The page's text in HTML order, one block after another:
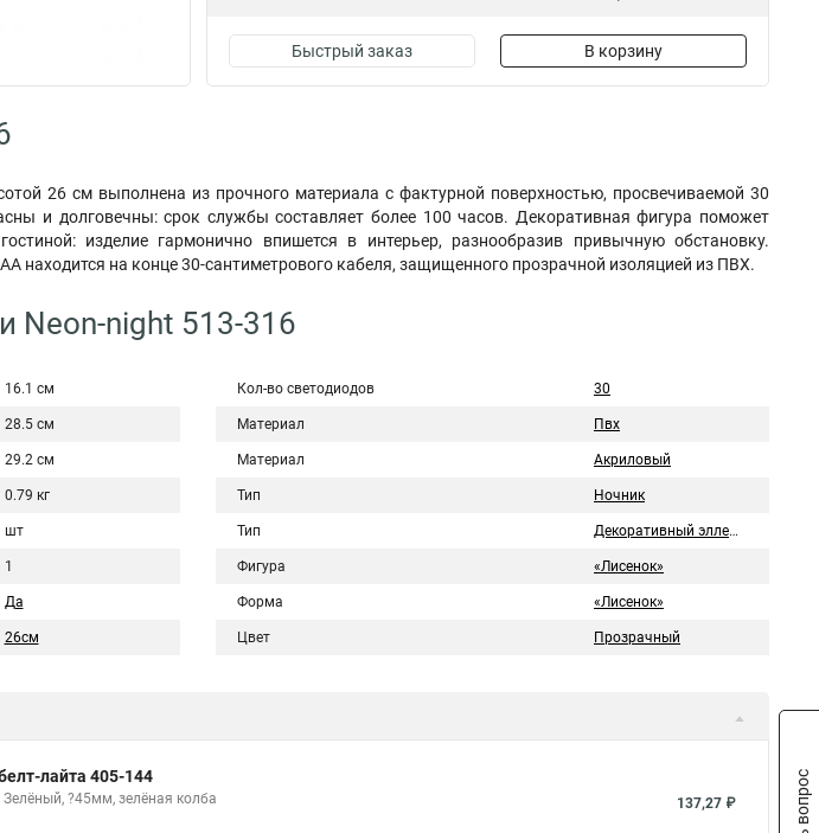
Быстрый заказ В корзину
26 см выполнена из прочного материала с фактурной поверхностью, просвечиваемой 30
и долговечны: срок службы составляет более 100 часов. Декоративная фигура поможет
изделие гармонично впишется в интерьер, разнообразив привычную обстановку.
находится на конце 30-сантиметрового кабеля, защищенного прозрачной изоляцией из ПВХ.
Neon-night 513-316
16.1 см
28.5 см
29.2 см
0.79 кг
шт
1
Да
26см
Кол-во светодиодов 30
Материал Пвх
Материал Акриловый
Тип Ночник
Тип Декоративный эллемент
Фигура «Лисенок»
Форма «Лисенок»
Цвет Прозрачный
лайта 405-144
?45мм, зелёная колба 137,27 ₽